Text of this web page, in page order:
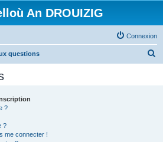
An DROUIZIG
Connexion
questions
?
?
me connecter !